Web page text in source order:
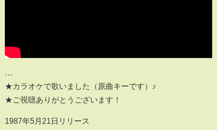
★カラオケで歌いました（原曲キーです）♪
★ご視聴ありがとうございます！
1987年5月21日リリース